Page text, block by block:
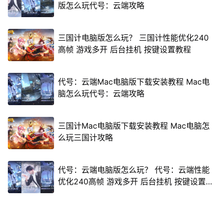
版怎么玩代号：云端攻略
三国计电脑版怎么玩？ 三国计性能优化240
高帧 游戏多开 后台挂机 按键设置教程
代号：云端Mac电脑版下载安装教程 Mac电
脑怎么玩代号：云端攻略
三国计Mac电脑版下载安装教程 Mac电脑怎
么玩三国计攻略
代号：云端电脑版怎么玩？ 代号：云端性能
优化240高帧 游戏多开 后台挂机 按键设置